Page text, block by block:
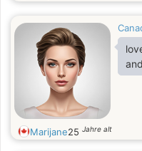
Marijane25 Jahre alt